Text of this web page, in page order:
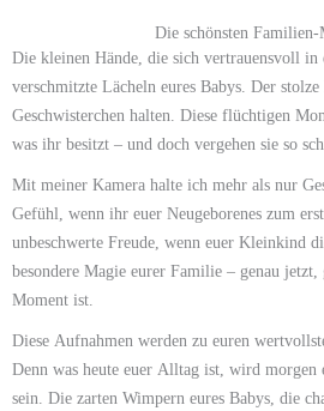
Die schönsten Familien-
Die kleinen Hände, die sich vertrauensvoll in
verschmitzte Lächeln eures Babys. Der
Geschwisterchen halten. Diese flüchtigen
was ihr besitzt – und doch vergehen sie so
Mit meiner Kamera halte ich mehr als nur
Gefühl, wenn ihr euer Neugeborenes zum
unbeschwerte Freude, wenn euer Kleinkind
besondere Magie eurer Familie – genau jetzt,
Moment ist.
Diese Aufnahmen werden zu euren
Denn was heute euer Alltag ist, wird morgen
sein. Die zarten Wimpern eures Babys, die